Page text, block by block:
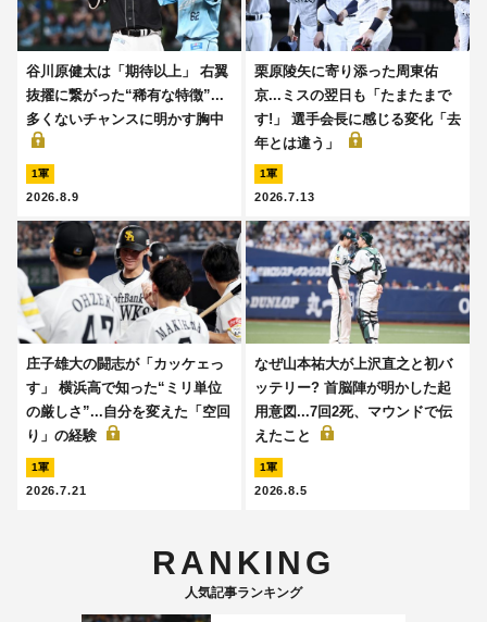
谷川原健太は「期待以上」 右翼
抜擢に繋がった“稀有な特徴”...
多くないチャンスに明かす胸中
1軍
2026.8.9
栗原陵矢に寄り添った周東佑
京...ミスの翌日も「たまたまで
す!」 選手会長に感じる変化「去
年とは違う」
1軍
2026.7.13
庄子雄大の闘志が「カッケェっ
す」 横浜高で知った“ミリ単位
の厳しさ”...自分を変えた「空回
り」の経験
1軍
2026.7.21
なぜ山本祐大が上沢直之と初バ
ッテリー? 首脳陣が明かした起
用意図...7回2死、マウンドで伝
えたこと
1軍
2026.8.5
RANKING
人気記事ランキング